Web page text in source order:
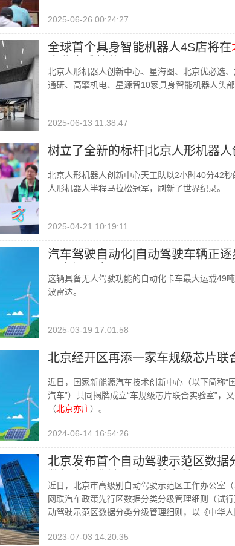
2025-06-26 00:24:27
全球首个具身智能机器人4S店将在
北京人形机器人创新中心、星海图、北京优必选
通研、高擎机电、星源智10家具身智能机器人头
2025-06-13 11:38:47
树立了全新的标杆|北京人形机器
北京人形机器人创新中心天工队以2小时40分42
人形机器人半程马拉松冠军，刷新了世界纪录。
2025-04-21 10:19:11
汽车驾驶自动化|自动驾驶车辆正
这辆具备无人驾驶功能的自动化卡车最大运载49
波雷达。
2025-03-19 17:01:58
北京经开区再添一家车规级芯片联
近日，国家新能源汽车技术创新中心（以下简称“
汽车”）共同揭牌成立“车规级芯片联合实验室”，
（北京亦庄）。
2024-06-14 16:54:26
北京发布首个自动驾驶示范区数据
近日，北京市高级别自动驾驶示范区工作办公室
网联汽车政策先行区数据分类分级管理细则（试
动驾驶示范区数据分类分级管理细则，以《中华
2023-07-03 14:20:35